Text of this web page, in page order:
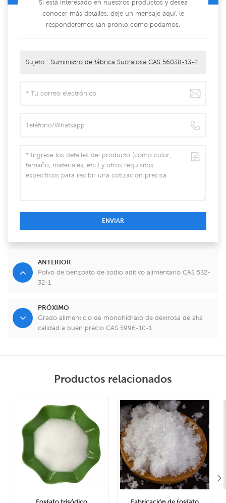
Si está interesado en nuestros productos y desea
conocer más detalles, deje un mensaje aquí, le
responderemos tan pronto como podamos.
Sujeto : Suministro de fábrica Sucralosa CAS 56038-13-2
ENVIAR
ANTERIOR
Polvo de benzoato de sodio aditivo alimentario CAS 532-
32-1
PRÓXIMO
Grado alimenticio de monohidrato de dextrosa de alta
calidad a buen precio CAS 5996-10-1
Productos relacionados